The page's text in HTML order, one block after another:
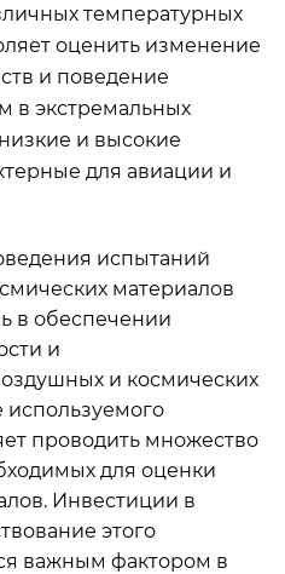
температурных
оценить изменение
и поведение
в экстремальных
и высокие
для авиации и
испытаний
материалов
в обеспечении
и
и космических
используемого
проводить множество
для оценки
Инвестиции в
этого
важным фактором в